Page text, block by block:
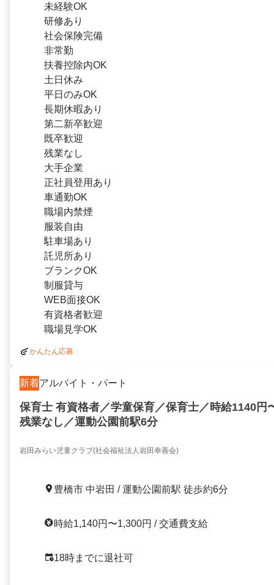
未経験OK
研修あり
社会保険完備
非常勤
扶養控除内OK
土日休み
平日のみOK
長期休暇あり
第二新卒歓迎
既卒歓迎
残業なし
大手企業
正社員登用あり
車通勤OK
職場内禁煙
服装自由
駐車場あり
託児所あり
ブランクOK
制服貸与
WEB面接OK
有資格者歓迎
職場見学OK
かんたん応募
新着アルバイト・パート
保育士 有資格者／学童保育／保育士／時給1140円
残業なし／運動公園前駅6分
岩田みらい児童クラブ(社会福祉法人岩田幸善会)
豊橋市 中岩田 / 運動公園前駅 徒歩約6分
時給1,140円〜1,300円 / 交通費支給
18時までに退社可